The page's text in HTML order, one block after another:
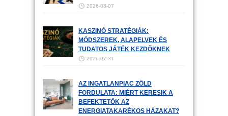
2026-08-07
KASZINÓ STRATÉGIÁK:
MÓDSZEREK, ALAPELVEK ÉS
TUDATOS JÁTÉK KEZDŐKNEK
2026-07-31
AZ INGATLANPIAC ZÖLD
FORDULATA: MIÉRT KERESIK A
BEFEKTETŐK AZ
ENERGIATAKARÉKOS HÁZAKAT?